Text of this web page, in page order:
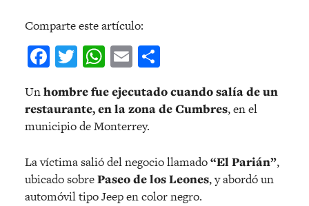
Comparte este artículo:
Facebook
Twitter
WhatsApp
Email
Unhombre fue ejecutado cuando salía de un
restaurante, en la zona de Cumbres, en el
municipio de Monterrey.
La víctima salió del negocio llamado“El Parián”,
ubicado sobrePaseo de los Leones, y abordó un
automóvil tipo Jeep en color negro.